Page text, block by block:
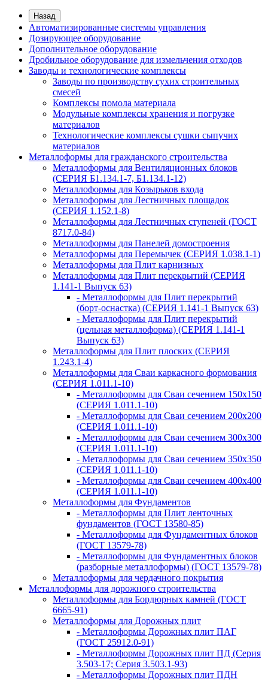
Назад
Автоматизированные системы управления
Дозирующее оборудование
Дополнительное оборудование
Дробильное оборудование для измельчения отходов
Заводы и технологические комплексы
Заводы по производству сухих строительных
смесей
Комплексы помола материала
Модульные комплексы хранения и погрузке
материалов
Технологические комплексы сушки сыпучих
материалов
Металлоформы для гражданского строительства
Металлоформы для Вентиляционных блоков
(СЕРИЯ Б1.134.1-7, Б1.134.1-12)
Металлоформы для Козырьков входа
Металлоформы для Лестничных площадок
(СЕРИЯ 1.152.1-8)
Металлоформы для Лестничных ступеней (ГОСТ
8717.0-84)
Металлоформы для Панелей домостроения
Металлоформы для Перемычек (СЕРИЯ 1.038.1-1)
Металлоформы для Плит карнизных
Металлоформы для Плит перекрытий (СЕРИЯ
1.141-1 Выпуск 63)
- Металлоформы для Плит перекрытий
(борт-оснастка) (СЕРИЯ 1.141-1 Выпуск 63)
- Металлоформы для Плит перекрытий
(цельная металлоформа) (СЕРИЯ 1.141-1
Выпуск 63)
Металлоформы для Плит плоских (СЕРИЯ
1.243.1-4)
Металлоформы для Сваи каркасного формования
(СЕРИЯ 1.011.1-10)
- Металлоформы для Сваи сечением 150х150
(СЕРИЯ 1.011.1-10)
- Металлоформы для Сваи сечением 200х200
(СЕРИЯ 1.011.1-10)
- Металлоформы для Сваи сечением 300х300
(СЕРИЯ 1.011.1-10)
- Металлоформы для Сваи сечением 350х350
(СЕРИЯ 1.011.1-10)
- Металлоформы для Сваи сечением 400х400
(СЕРИЯ 1.011.1-10)
Металлоформы для Фундаментов
- Металлоформы для Плит ленточных
фундаментов (ГОСТ 13580-85)
- Металлоформы для Фундаментных блоков
(ГОСТ 13579-78)
- Металлоформы для Фундаментных блоков
(разборные металлоформы) (ГОСТ 13579-78)
Металлоформы для чердачного покрытия
Металлоформы для дорожного строительства
Металлоформы для Бордюрных камней (ГОСТ
6665-91)
Металлоформы для Дорожных плит
- Металлоформы Дорожных плит ПАГ
(ГОСТ 25912.0-91)
- Металлоформы Дорожных плит ПД (Серия
3.503-17; Серия 3.503.1-93)
- Металлоформы Дорожных плит ПДН